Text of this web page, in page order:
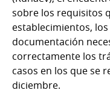
sobre los requisitos
establecimientos,
documentación
correctamente los
casos en los que se
diciembre.